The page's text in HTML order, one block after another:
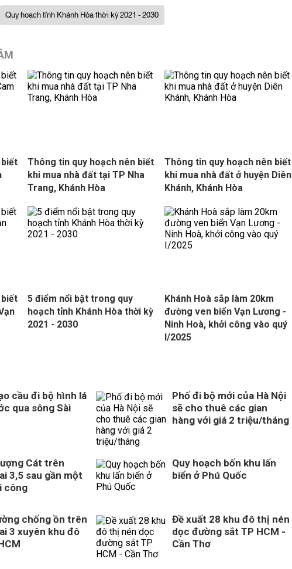
Quy hoạch tỉnh Khánh Hòa thời kỳ 2021 - 2030
Thông tin quy hoạch nên biết
khi mua nhà đất tại TP Nha
Trang, Khánh Hòa
Thông tin quy hoạch nên biết
khi mua nhà đất ở huyện Diên
Khánh, Khánh Hòa
5 điểm nổi bật trong quy
hoạch tỉnh Khánh Hòa thời kỳ
2021 - 2030
Khánh Hoà sắp làm 20km
đường ven biển Vạn Lương -
Ninh Hoà, khởi công vào quý
I/2025
cầu đi bộ hình lá
qua sông Sài
Phố đi bộ mới của Hà Nội
sẽ cho thuê các gian
hàng với giá 2 triệu/tháng
Cát trên
3,5 sau gần một
công
Quy hoạch bốn khu lấn
biển ở Phú Quốc
chống ồn trên
3 xuyên khu đô
Đề xuất 28 khu đô thị nén
dọc đường sắt TP HCM -
Cần Thơ